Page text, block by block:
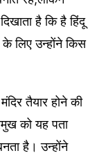
है कि है हिंदू
लिए उन्होंने किस
तैयार होने की
को यह पता
है। उन्होंने